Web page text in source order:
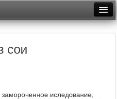
сои
иследование,